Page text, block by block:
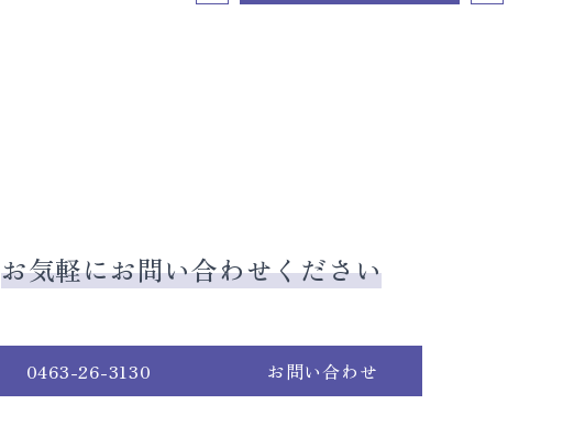
お気軽にお問い合わせください
0463-26-3130 お問い合わせ